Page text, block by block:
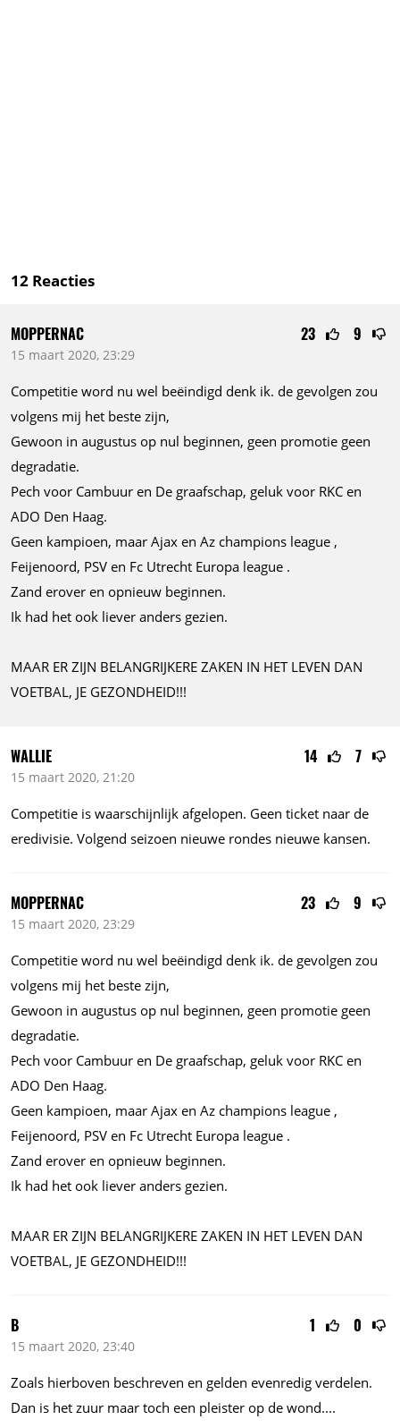
12 Reacties
23 9
MOPPERNAC
15 maart 2020, 23:29
Competitie word nu wel beëindigd denk ik. de gevolgen zou
volgens mij het beste zijn,
Gewoon in augustus op nul beginnen, geen promotie geen
degradatie.
Pech voor Cambuur en De graafschap, geluk voor RKC en
ADO Den Haag.
Geen kampioen, maar Ajax en Az champions league ,
Feijenoord, PSV en Fc Utrecht Europa league .
Zand erover en opnieuw beginnen.
Ik had het ook liever anders gezien.
MAAR ER ZIJN BELANGRIJKERE ZAKEN IN HET LEVEN DAN
VOETBAL, JE GEZONDHEID!!!
14 7
WALLIE
15 maart 2020, 21:20
Competitie is waarschijnlijk afgelopen. Geen ticket naar de
eredivisie. Volgend seizoen nieuwe rondes nieuwe kansen.
23 9
MOPPERNAC
15 maart 2020, 23:29
Competitie word nu wel beëindigd denk ik. de gevolgen zou
volgens mij het beste zijn,
Gewoon in augustus op nul beginnen, geen promotie geen
degradatie.
Pech voor Cambuur en De graafschap, geluk voor RKC en
ADO Den Haag.
Geen kampioen, maar Ajax en Az champions league ,
Feijenoord, PSV en Fc Utrecht Europa league .
Zand erover en opnieuw beginnen.
Ik had het ook liever anders gezien.
MAAR ER ZIJN BELANGRIJKERE ZAKEN IN HET LEVEN DAN
VOETBAL, JE GEZONDHEID!!!
1 0
B
15 maart 2020, 23:40
Zoals hierboven beschreven en gelden evenredig verdelen.
Dan is het zuur maar toch een pleister op de wond....